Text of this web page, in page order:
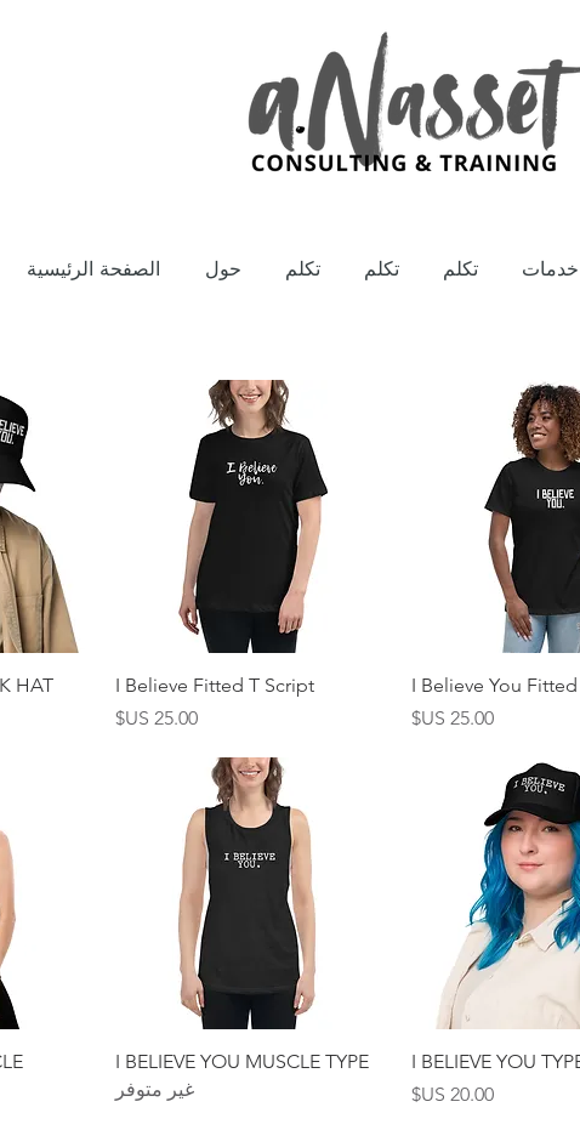
الصفحة الرئيسية حول تكلم تكلم تكلم خدمات
السريعI Believe You
السعر
العرض السريع
I Believe Fitted T Script
السعر‏25.00 US$
HAT
السريع
I BELIEVE YOU
السعر
العرض السريع
I BELIEVE YOU MUSCLE TYPE
غير متوفر